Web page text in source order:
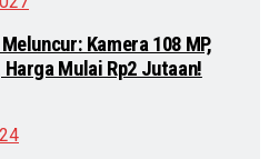
Kamera 108 MP,
Harga Mulai Rp2 Jutaan!